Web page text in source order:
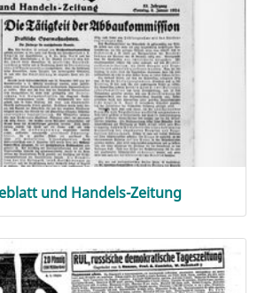
und Handels-Zeitung